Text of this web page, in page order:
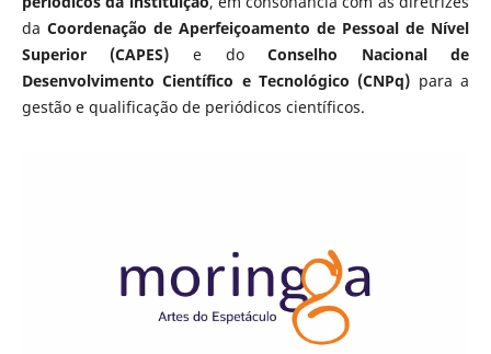
da Coordenação de Aperfeiçoamento de Pessoal de Nível
Superior (CAPES) e doConselho Nacional de
Desenvolvimento Científico e Tecnológico (CNPq) para a
gestão e qualificação de periódicos científicos.